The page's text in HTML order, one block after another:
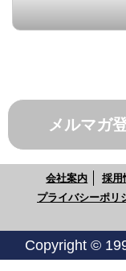
メルマガ
会社案内 採用
プライバシーポリ
Copyright ©